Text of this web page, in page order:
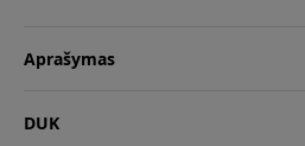
Aprašymas
DUK